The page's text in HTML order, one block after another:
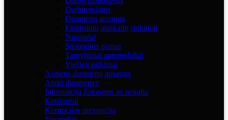
Darbuotojams
Duomenų apsauga
Finansinių ataskaitų rinkiniai
Nuostatai
Strateginis planas
Tarnybiniai automobiliai
Viešieji pirkimai
Asmens duomenų apsauga
Atviri duomenys
Informacija žmonėms su negalia
Konkursai
Korupcijos prevencija